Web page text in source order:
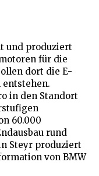
und produziert
für die
dort die E-
in den Standort
60.000
rund
Steyr produziert
von BMW